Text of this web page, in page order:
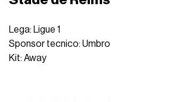
Lega: Ligue 1
Sponsor tecnico: Umbro
Kit: Away